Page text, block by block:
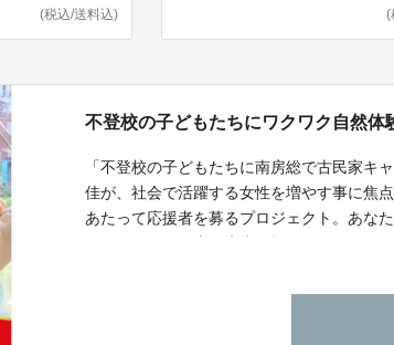
(税込/送料込) (
不登校の子どもたちにワクワク自然体
「不登校の子どもたちに南房総で古民家
佳が、社会で活躍する女性を増やす事に焦
あたって応援者を募るプロジェクト。あな
ってしまった日本の未来を担っていく子ど